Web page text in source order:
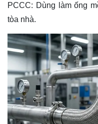
PCCC: Dùng làm ống
tòa nhà.